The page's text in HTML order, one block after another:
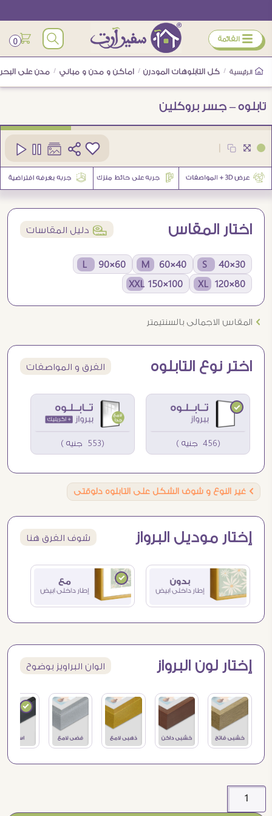
ÿ القائمة 0
الرئيسية / كل التابلوهات المودرن / اماكن و مدن و مباني / مدن على البحر
تابلوه – جسر بروكلين
اختار المقاس í دليل المقاسات
30×40 S
40×60 M
60×90 L
80×120 XL
100×150 XXL
Ö المقاس الاجمالى بالسنتيمتر
اختر نوع التابلوه الفرق و المواصفات
(456 جنيه ) (553 جنيه )
Ö غير النوع و شوف الشكل على التابلوه دلوقتى
إختار موديل البرواز شوف الفرق هنا
إختار لون البرواز الوان البراويز بوضوح